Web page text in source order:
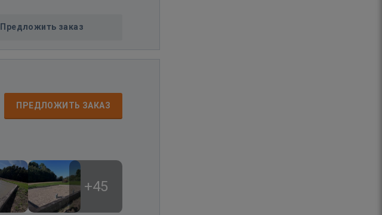
Предложить заказ
ПРЕДЛОЖИТЬ ЗАКАЗ
+45